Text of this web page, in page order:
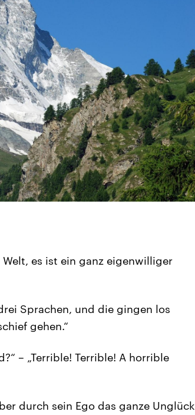
es ist ein ganz eigenwilliger
Sprachen, und die gingen los
gehen.“
– „Terrible! Terrible! A horrible
durch sein Ego das ganze Unglück